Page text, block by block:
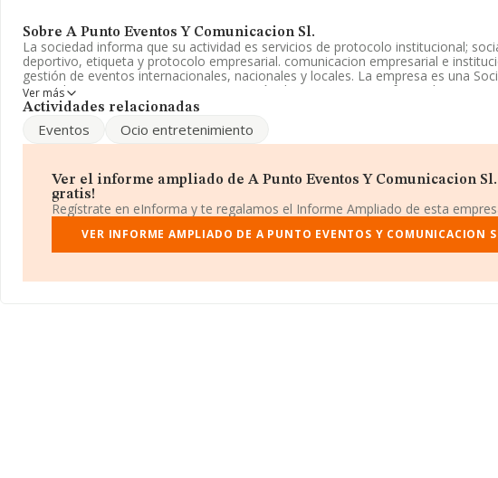
Sobre A Punto Eventos Y Comunicacion Sl.
La sociedad informa que su actividad es servicios de protocolo institucional;
deportivo, etiqueta y protocolo empresarial. comunicacion empresarial e
gestión de eventos internacionales, nacionales y locales. La empresa es una
Limitada. Tiene CNAE: 8230 - 'Organización de convenciones y ferias de
realiza actividad de importación y/o exportación.
La empresa
A Punto Eventos y Comunicación S.L
B35804145, está situada en Calle Bravo Murillo núm. 13 Fn 2 Dr, (35003), en el
Con los datos a disposición de INFORMA sobre 6.991 empresas pertenecientes
facturación en el ámbito nacional alcanza los 1.753 millones de euros y la media
facturación de ventas entre todas las compañías alcanza los 250 mil euros.
cuenta la información sobre Las Palmas, en la base de datos de INFORMA
empresas, con ventas de hasta 28 millones de euros. Como información
constitución.
Ver más
Actividades relacionadas
Eventos Ocio entretenimiento
Ver el informe ampliado de A Punto Eventos Y Comunicacion Sl.
gratis!
Regístrate en eInforma y te regalamos el Informe Ampliado de esta
VER INFORME AMPLIADO DE A PUNTO EVENTOS Y COMUNICACION